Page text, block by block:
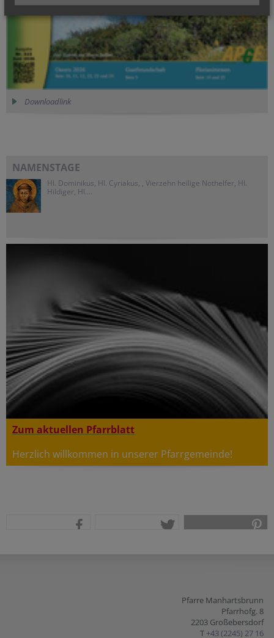
Downloadlink
NAMENSTAGE
Hl. Dominikus, Hl. Cyriakus, , Vierzehn heilige Nothelfer, Hl.
Hildiger, Hl....
Zum aktuellen Pfarrblatt
Herzlich willkommen in unserer Pfarrgemeinde!
Pfarre Manhartsbrunn
Pfarrhofg. 8
2203 Großebersdorf
T +43 (2245) 27 16